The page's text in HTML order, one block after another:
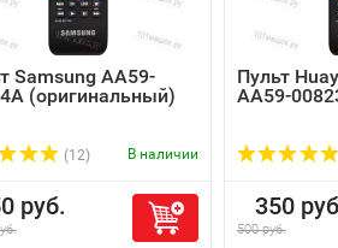
Samsung AA59-
(оригинальный)
(12) В наличии
руб.
Пульт
AA59-
350
500 руб.